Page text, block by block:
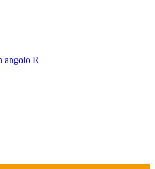
angolo R